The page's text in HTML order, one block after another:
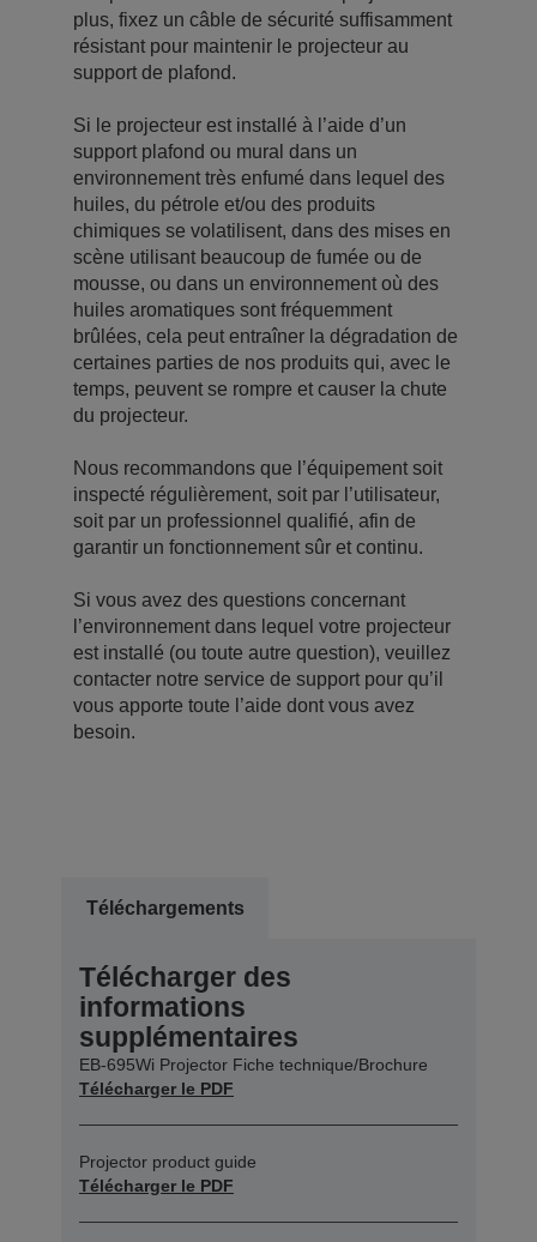
plus, fixez un câble de sécurité suffisamment
résistant pour maintenir le projecteur au
support de plafond.
Si le projecteur est installé à l’aide d’un
support plafond ou mural dans un
environnement très enfumé dans lequel des
huiles, du pétrole et/ou des produits
chimiques se volatilisent, dans des mises en
scène utilisant beaucoup de fumée ou de
mousse, ou dans un environnement où des
huiles aromatiques sont fréquemment
brûlées, cela peut entraîner la dégradation de
certaines parties de nos produits qui, avec le
temps, peuvent se rompre et causer la chute
du projecteur.
Nous recommandons que l’équipement soit
inspecté régulièrement, soit par l’utilisateur,
soit par un professionnel qualifié, afin de
garantir un fonctionnement sûr et continu.
Si vous avez des questions concernant
l’environnement dans lequel votre projecteur
est installé (ou toute autre question), veuillez
contacter notre service de support pour qu’il
vous apporte toute l’aide dont vous avez
besoin.
Téléchargements
Télécharger des
informations
supplémentaires
EB-695Wi Projector Fiche technique/Brochure
Télécharger le PDF
Projector product guide
Télécharger le PDF